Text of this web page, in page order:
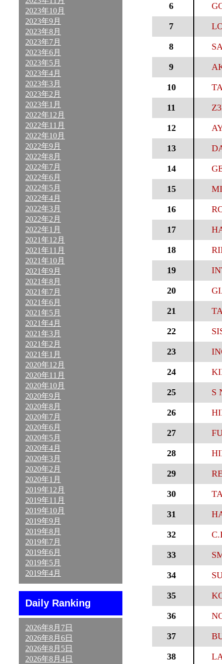
2023年10月
2023年9月
2023年8月
2023年7月
2023年6月
2023年5月
2023年4月
2023年3月
2023年2月
2023年1月
2022年12月
2022年11月
2022年10月
2022年9月
2022年8月
2022年7月
2022年6月
2022年5月
2022年4月
2022年3月
2022年2月
2022年1月
2021年12月
2021年11月
2021年10月
2021年9月
2021年8月
2021年7月
2021年6月
2021年5月
2021年4月
2021年3月
2021年2月
2021年1月
2020年12月
2020年11月
2020年10月
2020年9月
2020年8月
2020年7月
2020年6月
2020年5月
2020年4月
2020年3月
2020年2月
2020年1月
2019年12月
2019年11月
2019年10月
2019年9月
2019年8月
2019年7月
2019年6月
2019年5月
2019年4月
Daily Ranking
2026年8月7日
2026年8月6日
2026年8月5日
2026年8月4日
6
7
8
9
10
11
12
13
14
15
16
17
18
19
20
21
22
23
24
25 S
26
27
28
29
30
31
32
33
34
35
36
37
38